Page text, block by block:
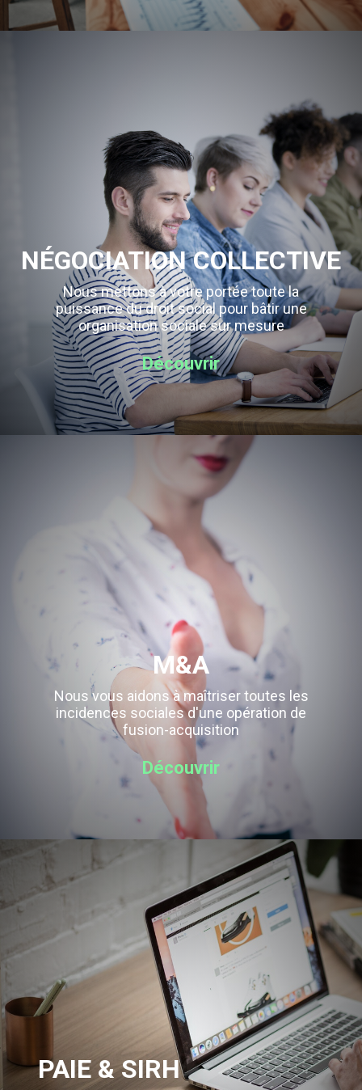
NÉGOCIATION COLLECTIVE
Nous mettons à votre portée toute la
puissance du droit social pour bâtir une
organisation sociale sur mesure
Découvrir
M&A
Nous vous aidons à maîtriser toutes les
incidences sociales d'une opération de
fusion-acquisition
Découvrir
PAIE & SIRH